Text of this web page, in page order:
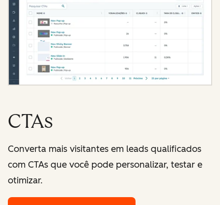
CTAs
Converta mais visitantes em leads qualificados
com CTAs que você pode personalizar, testar e
otimizar.